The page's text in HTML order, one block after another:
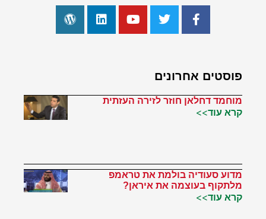
פוסטים אחרונים
מוחמד דחלאן חוזר לזירה העזתית
קרא עוד>>
מדוע סעודיה בולמת את טראמפ
מלתקוף בעוצמה את איראן?
קרא עוד>>